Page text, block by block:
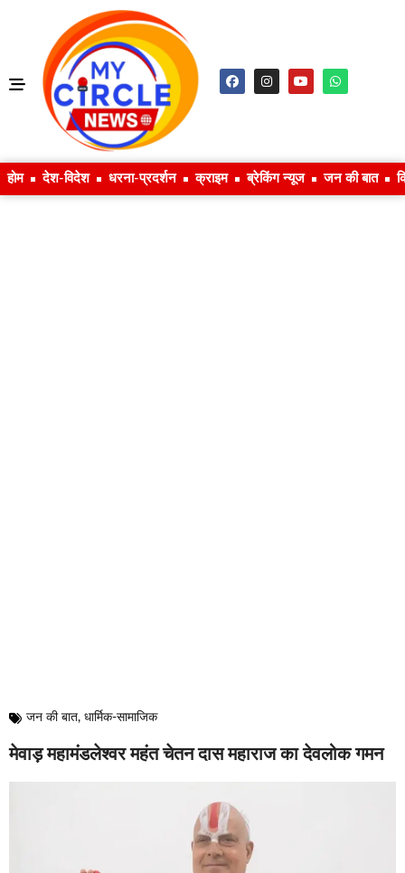
होम देश-विदेश धरना-प्रदर्शन क्राइम ब्रेकिंग न्यूज जन की बात
जन की बात, धार्मिक-सामाजिक
मेवाड़ महामंडलेश्वर महंत चेतन दास महाराज का देवलोक गमन